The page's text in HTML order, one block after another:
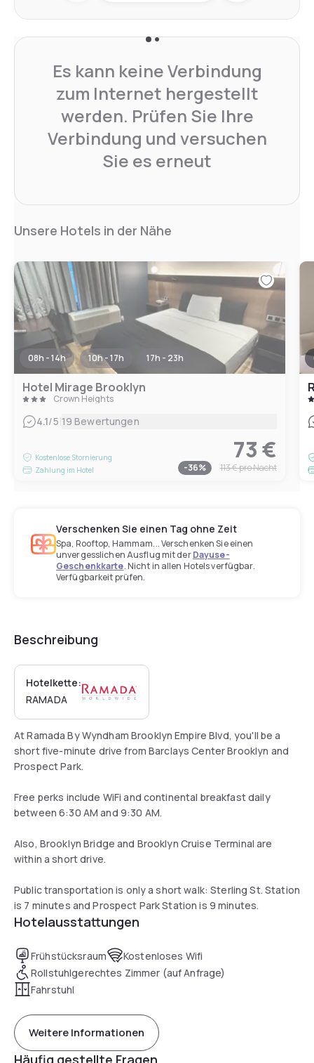
Es kann keine Verbindung
zum Internet hergestellt
werden. Prüfen Sie Ihre
Verbindung und versuchen
Sie es erneut
Unsere Hotels in der Nähe
08h - 14h 10h - 17h 17h - 23h
Hotel Mirage Brooklyn
Crown Heights
4.1/5|19 Bewertungen
Kostenlose Stornierung
Zahlung im Hotel
73 €
-36% 113 €pro Nacht
Verschenken Sie einen Tag ohne Zeit
Spa, Rooftop, Hammam... Verschenken Sie einen
unvergesslichen Ausflug mit derDayuse-
Geschenkkarte. Nicht in allen Hotels verfügbar.
Verfügbarkeit prüfen.
Beschreibung
Hotelkette:
RAMADA
At Ramada By Wyndham Brooklyn Empire Blvd, you'll be a
short five-minute drive from Barclays Center Brooklyn and
Prospect Park.
Free perks include WiFi and continental breakfast daily
between 6:30 AM and 9:30 AM.
Also, Brooklyn Bridge and Brooklyn Cruise Terminal are
within a short drive.
Public transportation is only a short walk: Sterling St. Station
is 7 minutes and Prospect Park Station is 9 minutes.
Hotelausstattungen
Frühstücksraum
Kostenloses Wifi
Rollstuhlgerechtes Zimmer (auf Anfrage)
Fahrstuhl
Weitere Informationen
Häufig gestellte Fragen